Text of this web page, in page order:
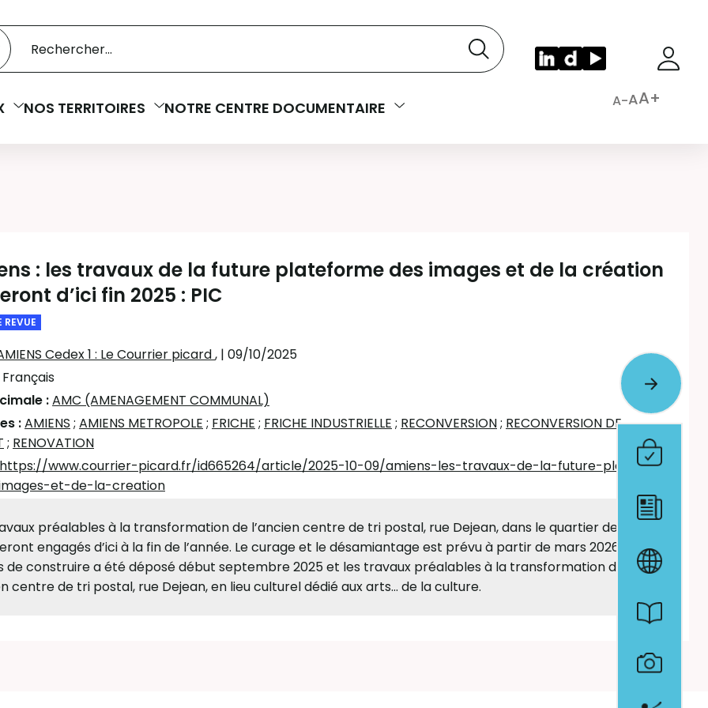
NOS TERRITOIRES NOTRE CENTRE DOCUMENTAIRE A-AA+
: les travaux de la future plateforme des images et de la création
d’ici fin 2025 : PIC
REVUE
Cedex 1 : Le Courrier picard, | 09/10/2025
Français
:AMC (AMENAGEMENT COMMUNAL)
:AMIENS ; AMIENS METROPOLE ; FRICHE ; FRICHE INDUSTRIELLE ; RECONVERSION; RECONVERSION DE
; RENOVATION
https://www.courrier-picard.fr/id665264/article/2025-10-09/amiens-les-travaux-de-la-future-platefor
et-de-la-creation
préalables à la transformation de l’ancien centre de tri postal, rue Dejean, dans le quartier de la
engagés d’ici à la fin de l’année. Le curage et le désamiantage est prévu à partir de mars 2026. Le
de construire a été déposé début septembre 2025 et les travaux préalables à la transformation de
centre de tri postal, rue Dejean, en lieu culturel dédié aux arts... de la culture.